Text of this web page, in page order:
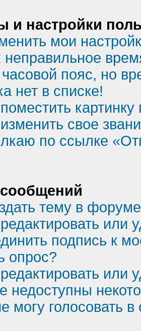
и настройки
мои
пояс, но
нет в списке!
свое
по ссылке
тему в
или
подпись к
опрос?
или
недоступны
могу голосовать в